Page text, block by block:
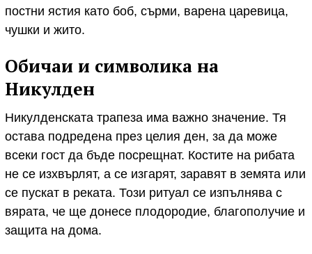
постни ястия като боб, сърми, варена царевица,
чушки и жито.
Обичаи и символика на
Никулден
Никулденската трапеза има важно значение. Тя
остава подредена през целия ден, за да може
всеки гост да бъде посрещнат. Костите на рибата
не се изхвърлят, а се изгарят, заравят в земята или
се пускат в реката. Този ритуал се изпълнява с
вярата, че ще донесе плодородие, благополучие и
защита на дома.